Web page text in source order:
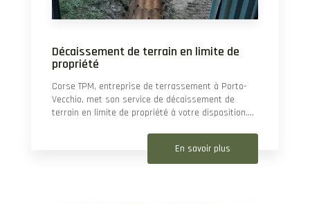
Décaissement de terrain en limite de
propriété
Corse TPM, entreprise de terrassement à Porto-
Vecchio, met son service de décaissement de
terrain en limite de propriété à votre disposition....
En savoir plus